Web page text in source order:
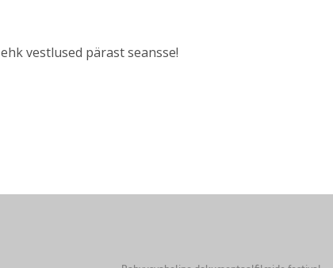
ehk vestlused pärast seansse!